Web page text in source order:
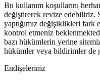
Bu kullanım koşullarını
değiştirerek revize edebiliriz.
yaptığımız değişiklikleri fark
kontrol etmeniz
bazı hükümlerin yerine
hükümler veya bildirimler de
Endişeleriniz